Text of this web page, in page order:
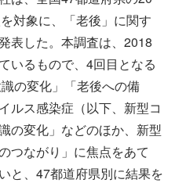
対象に、「老後」に関す
表した。本調査は、2018
いるもので、4回目となる
の変化」「老後への備
ルス感染症（以下、新型コ
の変化」などのほか、新型
つながり」に焦点をあて
と、47都道府県別に結果を